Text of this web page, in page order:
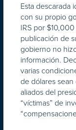
Esta descarada
con su propio
IRS por
publicación de
gobierno no
información.
varias
de dólares
aliados del
“víctimas” de